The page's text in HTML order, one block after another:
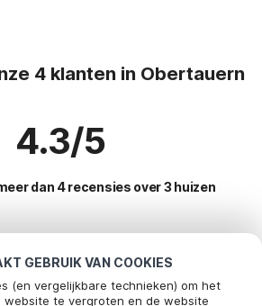
GEBRUIK VAN COOKIES
(en vergelijkbare technieken) om het
website te vergroten en de website
4 klanten in Obertauern
4.3/5
dan 4 recensies over 3 huizen
bestemmingen voor